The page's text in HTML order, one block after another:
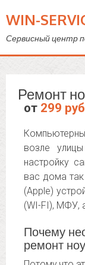
WIN-
Сервисный центр
Ремонт
от 299
возле
настройку
вас дома
(Apple)
(WI-FI), МФУ,
Почему
ремонт